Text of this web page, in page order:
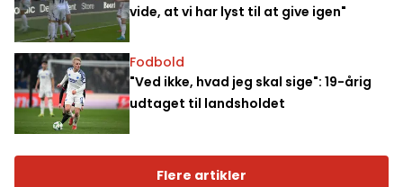
vide, at vi har lyst til at give igen"
Fodbold
"Ved ikke, hvad jeg skal sige": 19-årig
udtaget til landsholdet
Flere artikler